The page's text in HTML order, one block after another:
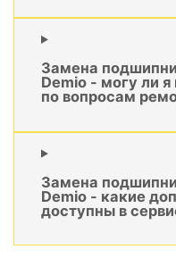
Замена
Demio - могу ли
по вопросам
Замена
Demio - какие
доступны в